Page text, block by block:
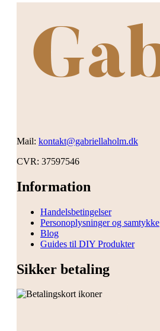
Mail: kontakt@gabriellaholm.dk
CVR: 37597546
Information
Handelsbetingelser
Personoplysninger og samtykke
Blog
Guides til DIY Produkter
Sikker betaling